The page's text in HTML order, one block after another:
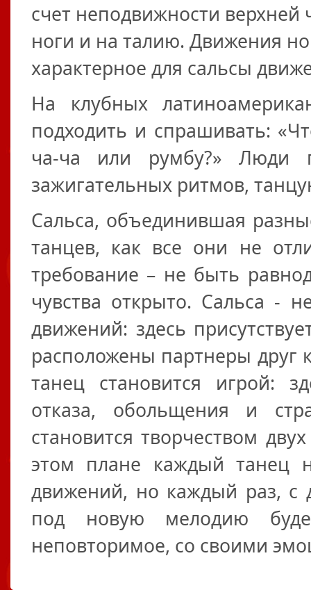
счет неподвижности верхней
ноги и на талию. Движения
характерное для сальсы
На клубных
подходить и спрашивать:
ча-ча или румбу?» Люди
зажигательных ритмов,
Сальса, объединившая
танцев, как все они не
требование – не быть
чувства открыто. Сальса -
движений: здесь
расположены партнеры друг
танец становится игрой:
отказа, обольщения и
становится творчеством
этом плане каждый танец
движений, но каждый раз, с
под новую мелодию
неповторимое, со своими